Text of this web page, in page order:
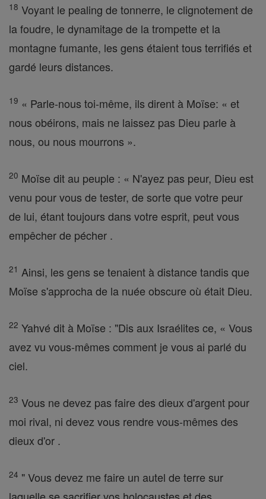
18 Voyant le pealing de tonnerre, le clignotement de
la foudre, le dynamitage de la trompette et la
montagne fumante, les gens étaient tous terrifiés et
gardé leurs distances.
19 « Parle-nous toi-même, ils dirent à Moïse: « et
nous obéirons, mais ne laissez pas Dieu parle à
nous, ou nous mourrons ».
20 Moïse dit au peuple : « N'ayez pas peur, Dieu est
venu pour vous de tester, de sorte que votre peur
de lui, étant toujours dans votre esprit, peut vous
empêcher de pécher .
21 Ainsi, les gens se tenaient à distance tandis que
Moïse s'approcha de la nuée obscure où était Dieu.
22 Yahvé dit à Moïse : "Dis aux Israélites ce, « Vous
avez vu vous-mêmes comment je vous ai parlé du
ciel.
23 Vous ne devez pas faire des dieux d'argent pour
moi rival, ni devez vous rendre vous-mêmes des
dieux d'or .
24 " Vous devez me faire un autel de terre sur